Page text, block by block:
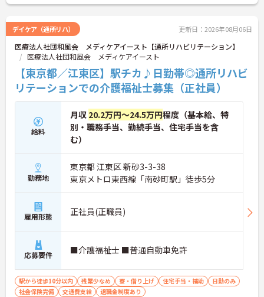
デイケア（通所リハ） 更新日：2026年08月06日
医療法人社団和風会 メディケアイースト【通所リハビリテーション】
医療法人社団和風会 メディケアイースト
【東京都／江東区】駅チカ♪日勤帯◎通所リハビ
リテーションでの介護福祉士募集（正社員）
給料
月収 20.2万円～24.5万円程度（基本給、特
別・職務手当、勤続手当、住宅手当を含
む）
勤務地
東京都 江東区 新砂3-3-38
東京メトロ東西線「南砂町駅」徒歩5分
雇用形態 正社員(正職員)
応募要件 ■介護福祉士 ■普通自動車免許
駅から徒歩10分以内 残業少なめ 寮・借り上げ 住宅手当・補助
日勤のみ
社会保険完備
交通費支給 退職金制度あり